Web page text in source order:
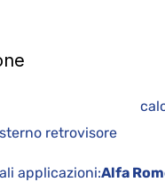
di
esterno
applicazioni:Alfa